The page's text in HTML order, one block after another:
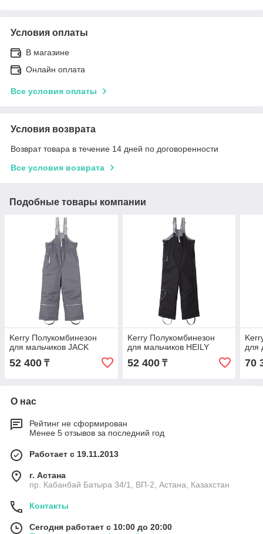
Условия оплаты
В магазине
Онлайн оплата
Все условия оплаты
Условия возврата
Возврат товара в течение 14 дней по договоренности
Все условия возврата
Подобные товары компании
Kerry Полукомбинезон
для мальчиков JACK
52 400 ₸
Kerry Полукомбинезон
для мальчиков HEILY
52 400₸
для
70
О нас
Рейтинг не сформирован
Менее 5 отзывов за последний год
Работает с 19.11.2013
г. Астана
пр. Кабанбай Батыра 34/1, ВП-2, Астана, Казахстан
Контакты
Сегодня работает с 10:00 до 20:00